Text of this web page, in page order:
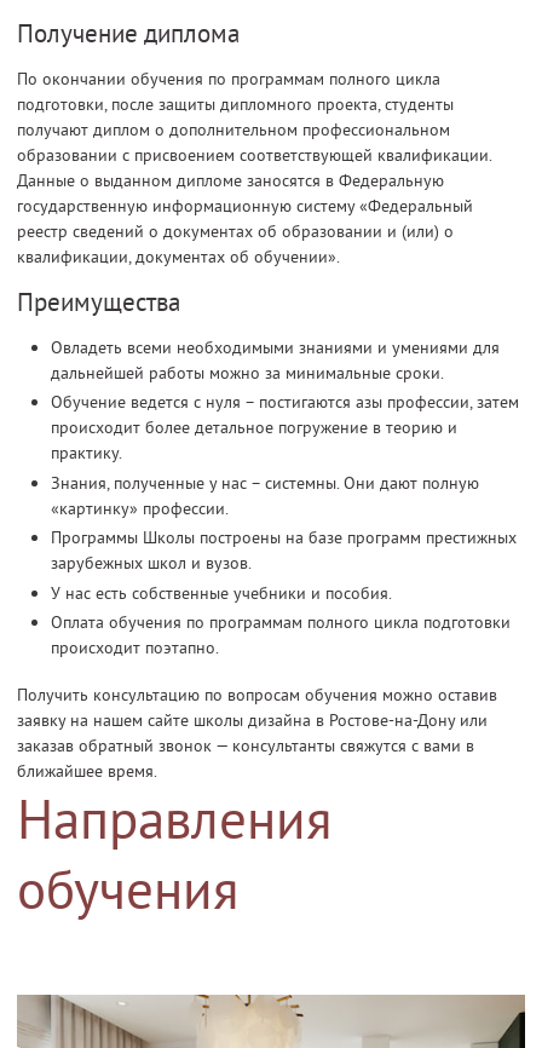
Получение диплома
По окончании обучения по программам полного цикла
подготовки, после защиты дипломного проекта, студенты
получают диплом о дополнительном профессиональном
образовании с присвоением соответствующей квалификации.
Данные о выданном дипломе заносятся в Федеральную
государственную информационную систему «Федеральный
реестр сведений о документах об образовании и (или) о
квалификации, документах об обучении».
Преимущества
Овладеть всеми необходимыми знаниями и умениями для
дальнейшей работы можно за минимальные сроки.
Обучение ведется с нуля – постигаются азы профессии, затем
происходит более детальное погружение в теорию и
практику.
Знания, полученные у нас – системны. Они дают полную
«картинку» профессии.
Программы Школы построены на базе программ престижных
зарубежных школ и вузов.
У нас есть собственные учебники и пособия.
Оплата обучения по программам полного цикла подготовки
происходит поэтапно.
Получить консультацию по вопросам обучения можно оставив
заявку на нашем сайте школы дизайна в Ростове-на-Дону или
заказав обратный звонок — консультанты свяжутся с вами в
ближайшее время.
Направления
обучения